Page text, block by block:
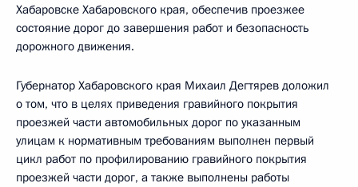
Хабаровске Хабаровского края, обеспечив проезжее
состояние дорог до завершения работ и безопасность
дорожного движения.
Губернатор Хабаровского края Михаил Дегтярев доложил
о том, что в целях приведения гравийного покрытия
проезжей части автомобильных дорог по указанным
улицам к нормативным требованиям выполнен первый
цикл работ по профилированию гравийного покрытия
проезжей части дорог, а также выполнены работы